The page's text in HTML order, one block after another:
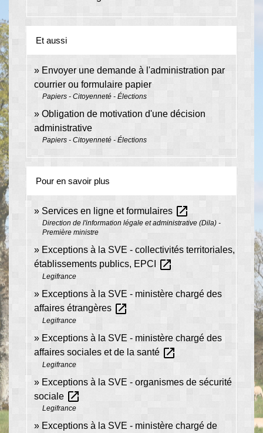
Et aussi
Envoyer une demande à l'administration par
courrier ou formulaire papier
Papiers - Citoyenneté - Élections
Obligation de motivation d'une décision
administrative
Papiers - Citoyenneté - Élections
Pour en savoir plus
Services en ligne et formulaires open_in_new
Direction de l'information légale et administrative (Dila) -
Première ministre
Exceptions à la SVE - collectivités territoriales,
établissements publics, EPCI
open_in_new
Legifrance
Exceptions à la SVE - ministère chargé des
affaires étrangères open_in_new
Legifrance
Exceptions à la SVE - ministère chargé des
affaires sociales et de la santé open_in_new
Legifrance
Exceptions à la SVE - organismes de sécurité
sociale open_in_new
Legifrance
Exceptions à la SVE - ministère chargé de